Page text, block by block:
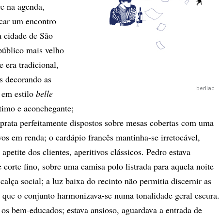
berliac
na agenda,
um encontro
cidade de São
mais velho
era tradicional,
decorando as
estilo belle
e aconchegante;
perfeitamente dispostos sobre mesas cobertas com uma
em renda; o cardápio francês mantinha-se irretocável,
dos clientes, aperitivos clássicos. Pedro estava
corte fino, sobre uma camisa polo listrada para aquela noite
social; a luz baixa do recinto não permitia discernir as
o conjunto harmonizava-se numa tonalidade geral escura.
bem-educados; estava ansioso, aguardava a entrada de